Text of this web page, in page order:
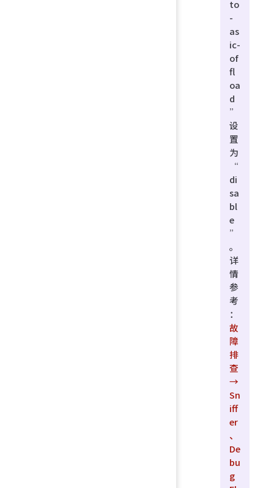
to
-
as
ic-
of
fl
oa
d
”
设
置
为
“
di
sa
bl
e
”
。
详
情
参
考
：
故
障
排
查
→
Sn
iff
er
、
De
bu
g